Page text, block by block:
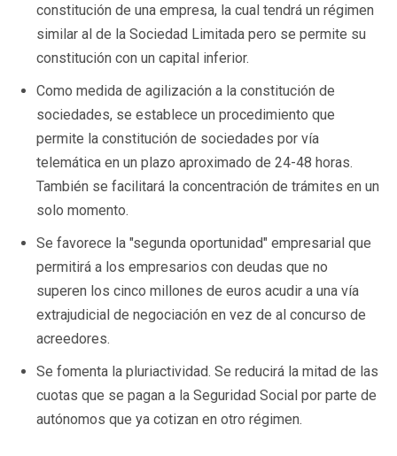
constitución de una empresa, la cual tendrá un régimen
similar al de la Sociedad Limitada pero se permite su
constitución con un capital inferior.
Como medida de agilización a la constitución de
sociedades, se establece un procedimiento que
permite la constitución de sociedades por vía
telemática en un plazo aproximado de 24-48 horas.
También se facilitará la concentración de trámites en un
solo momento.
Se favorece la "segunda oportunidad" empresarial que
permitirá a los empresarios con deudas que no
superen los cinco millones de euros acudir a una vía
extrajudicial de negociación en vez de al concurso de
acreedores.
Se fomenta la pluriactividad. Se reducirá la mitad de las
cuotas que se pagan a la Seguridad Social por parte de
autónomos que ya cotizan en otro régimen.